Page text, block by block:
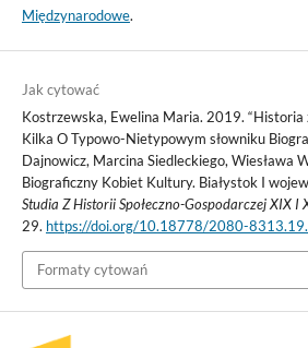
Międzynarodowe.
Jak cytować
Kostrzewska, Ewelina Maria. 2019. “Historia
Kilka O Typowo-Nietypowym słowniku
Dajnowicz, Marcina Siedleckiego, Wiesława
Biograficzny Kobiet Kultury. Białystok I
Studia Z Historii Społeczno-Gospodarczej XIX I
29. https://doi.org/10.18778/2080-
Formaty cytowań